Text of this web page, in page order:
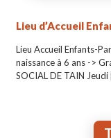
Lieu d’Accueil
Lieu Accueil Enfants-
naissance à 6 ans ->
SOCIAL DE TAIN Jeudi